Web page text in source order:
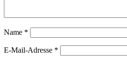
Name *
E-Mail-Adresse *